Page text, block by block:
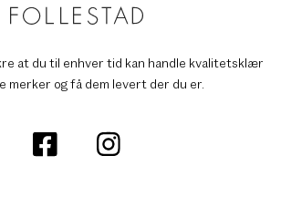
at du til enhver tid kan handle kvalitetsklær
merker og få dem levert der du er.